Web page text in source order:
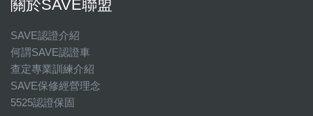
關於SAVE聯盟
SAVE認證介紹
何謂SAVE認證車
查定專業訓練介紹
SAVE保修經營理念
5525認證保固